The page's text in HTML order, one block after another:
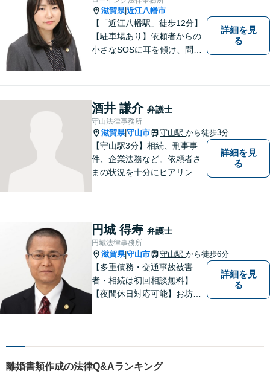
滋賀県|近江八幡市
【「近江八幡駅」徒歩12分】
【駐車場あり】依頼者からの
小さなSOSに耳を傾け、問題
ております。 ぜひ一度私にご
相談ください。
詳細を見
る
酒井 謙介 弁護士
守山法律事務所
滋賀県|守山市 守山駅 から徒歩3分
【守山駅3分】相続、刑事事
件、企業法務など。依頼者さ
まの状況を十分にヒアリング
ます。お気軽にご相談くださ
い【隣接駐車場あり】
詳細を見
る
円城 得寿 弁護士
円城法律事務所
滋賀県|守山市 守山駅 から徒歩6分
【多重債務・交通事故被害
者・相続は初回相談無料】
【夜間休日対応可能】お坊さ
の目線で敷居が低い弁護士と
して、親身にあなたの立場に
立って、ご相談に対応いたし
詳細を見
る
離婚書類作成の法律Q&Aランキング